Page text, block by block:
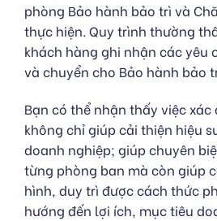
phòng Bảo hành bảo trì và
thực hiện. Quy trình thường
khách hàng ghi nhận các yêu
và chuyển cho Bảo hành bảo
Bạn có thể nhận thấy việc
không chỉ giúp cải thiện hiệu
doanh nghiệp; giúp chuyên
từng phòng ban mà còn giúp
hình, duy trì được cách thức
hướng đến lợi ích, mục tiêu